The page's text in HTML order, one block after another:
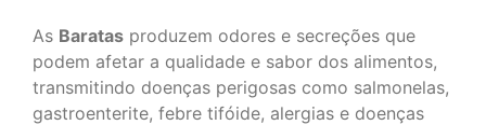
As Baratas produzem odores e secreções que
podem afetar a qualidade e sabor dos alimentos,
transmitindo doenças perigosas como salmonelas,
gastroenterite, febre tifóide, alergias e doenças